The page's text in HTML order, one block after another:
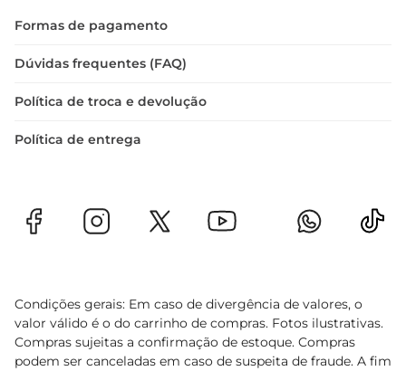
Formas de pagamento
Dúvidas frequentes (FAQ)
Política de troca e devolução
Política de entrega
Condições gerais: Em caso de divergência de valores, o
valor válido é o do carrinho de compras. Fotos ilustrativas.
Compras sujeitas a confirmação de estoque. Compras
podem ser canceladas em caso de suspeita de fraude. A fim